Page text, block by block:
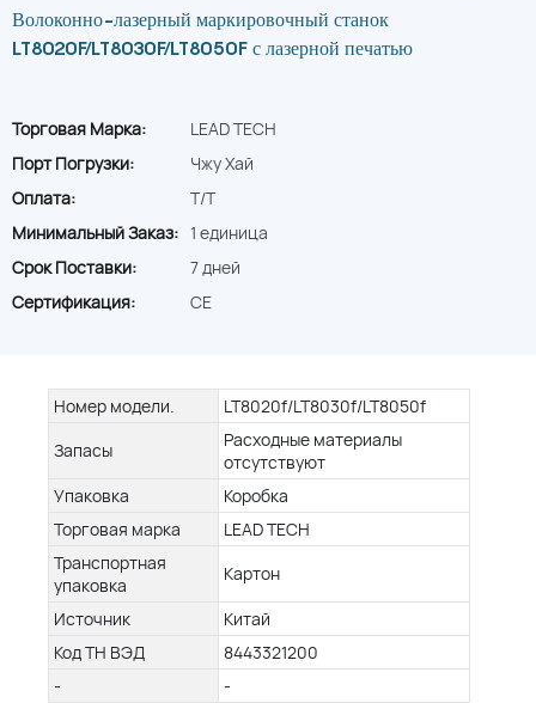
Волоконно-лазерный маркировочный станок
LT8020F/LT8030F/LT8050F с лазерной печатью
Торговая Марка:
LEAD TECH
Порт Погрузки:
Чжу Хай
Оплата:
T/T
Минимальный Заказ: 1 единица
Срок Поставки:
7 дней
Сертификация:
CE
Номер модели.
LT8020f/LT8030f/LT8050f
Запасы
Расходные материалы
отсутствуют
Упаковка
Коробка
Торговая марка
LEAD TECH
Транспортная
упаковка
Картон
Источник
Китай
Код ТН ВЭД
8443321200
-
-